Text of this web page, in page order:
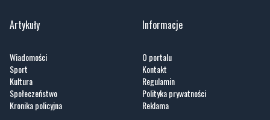
Artykuły
Wiadomości
Sport
Kultura
Społeczeństwo
Kronika policyjna
Informacje
O portalu
Kontakt
Regulamin
Polityka prywatności
Reklama